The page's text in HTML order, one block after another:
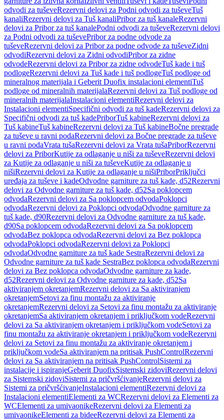
odvodi za tuševeRezervni delovi za Podni odvodi za tuševeTuš
kanaliRezervni delovi za Tuš kanaliPribor za tuš kanaleRezervni
delovi za Pribor za tuš kanalePodni odvodi za tuševeRezervni delovi
za Podni odvodi za tuševePribor za podne odvode za
tuševeRezervni delovi za Pribor za podne odvode za tuševeZidni
odvodiRezervni delovi za Zidni odvodiPribor za zidne
odvodeRezervni delovi za Pribor za zidne odvodeTuš kade i tuš
podlogeRezervni delovi za Tuš kade i tuš podlogeTuš podloge od
mineralnog materijala i Geberit Duofix instalacioni elementiTuš
podloge od mineralnih materijalaRezervni delovi za Tuš podloge od
mineralnih materijalaInstalacioni elementiRezervni delovi za
Instalacioni elementiSpecifični odvodi za tuš kadeRezervni delovi za
Specifični odvodi za tuš kadePriborTuš kabineRezervni delovi za
Tuš kabineTuš kabineRezervni delovi za Tuš kabineBočne pregrade
za tuševe u ravni podaRezervni delovi za Bočne pregrade za tuševe
u ravni podaVrata tušaRezervni delovi za Vrata tušaPriborRezervni
delovi za PriborKutije za odlaganje u niši za tuševeRezervni delovi
za Kutije za odlaganje u niši za tuševeKutije za odlaganje u
nišiRezervni delovi za Kutije za odlaganje u nišiPriborPriključci
uređaja za tuševe i kadeOdvodne garniture za tuš kade, d52Rezervni
delovi za Odvodne garniture za tuš kade, d52Sa poklopcem
odvodaRezervni delovi za Sa poklopcem odvodaPoklopci
odvodaRezervni delovi za Poklopci odvodaOdvodne garniture za
tuš kade, d90Rezervni delovi za Odvodne garniture za tuš kade,
d90Sa poklopcem odvodaRezervni delovi za Sa poklopcem
odvodaBez poklopca odvodaRezervni delovi za Bez poklopca
odvodaPoklopci odvodaRezervni delovi za Poklopci
odvodaOdvodne garniture za tuš kade SestraRezervni delovi za
Odvodne garniture za tuš kade SestraBez poklopca odvodaRezervni
delovi za Bez poklopca odvodaOdvodne garniture za kade,
d52Rezervni delovi za Odvodne garniture za kade, d52Sa
aktiviranjem okretanjemRezervni delovi za Sa aktiviranjem
okretanjemSetovi za finu montažu za aktiviranje
okretanjemRezervni delovi za Setovi za finu montažu za aktiviranje
okretanjemSa aktiviranjem okretanjem i priključkom vodeRezervni
delovi za Sa aktiviranjem okretanjem i priključkom vodeSetovi za
finu montažu za aktiviranje okretanjem i priključkom vodeRezervni
delovi za Setovi za finu montažu za aktiviranje okretanjem i
priključkom vodeSa aktiviranjem na pritisak PushControlRezervni
delovi za Sa aktiviranjem na pritisak PushControlSistemi za
instalacije i ispiranjeGeberit DuofixSistemski zidoviRezervni delovi
za Sistemski zidoviSistemi za pričvršćivanjeRezervni delovi za
Sistemi za pričvršćivanjeInstalacioni elementiRezervni delovi za
Instalacioni elementiElementi za WCRezervni delovi za Elementi za
WCElementi za umivaonikeRezervni delovi za Elementi za
umivaonikeElementi za bideeRezervni delovi za Elementi za